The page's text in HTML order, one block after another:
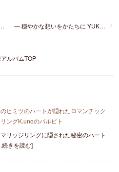
― 穏やかな想いをかたちに YUKA HOJO「Calm」を選ばれたK様＆A様 ―
ルバムTOP
ヒミツのハートが隠れたロマンチック
ングK.unoのパルピト
リッジリングに隠された秘密のハート
続きを読む]